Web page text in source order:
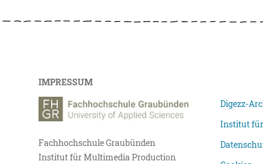
IMPRESSUM
Fachhochschule Graubünden
Institut für Multimedia Production
Digezz-
Institut